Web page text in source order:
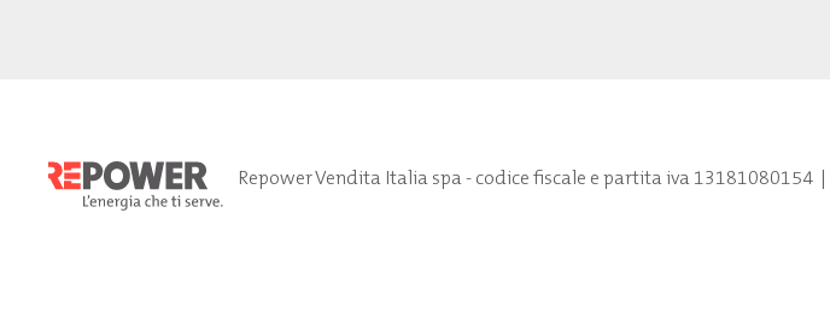
Repower Vendita Italia spa - codice fiscale e partita iva 13181080154|